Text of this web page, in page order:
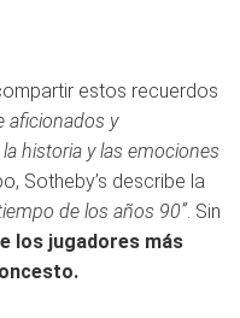
estos recuerdos
aficionados y
historia y las emociones
Sotheby’s describe la
de los años 90”. Sin
los jugadores más